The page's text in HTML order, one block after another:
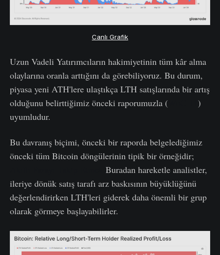
Canlı Grafik
Uzun Vadeli Yatırımcıların hakimiyetinin tüm kâr alma
olaylarına oranla arttığını da görebiliyoruz. Bu durum,
piyasa yeni ATH'lere ulaştıkça LTH satışlarında bir artış
olduğunu belirttiğimiz önceki raporumuzla (
)
uyumludur.
Bu davranış biçimi, önceki bir raporda belgelediğimiz
önceki tüm Bitcoin döngülerinin tipik bir örneğidir;
Buradan hareketle analistler,
ileriye dönük satış tarafı arz baskısının büyüklüğünü
değerlendirirken LTH'leri giderek daha önemli bir grup
olarak görmeye başlayabilirler.